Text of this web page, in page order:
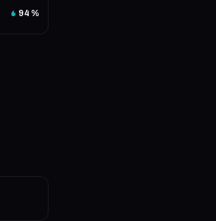
94 %